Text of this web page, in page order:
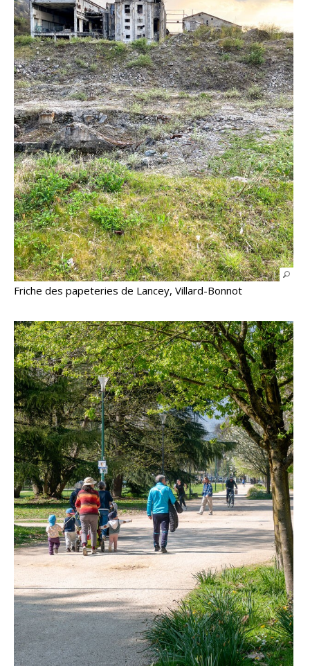
Friche des papeteries de Lancey, Villard-Bonnot